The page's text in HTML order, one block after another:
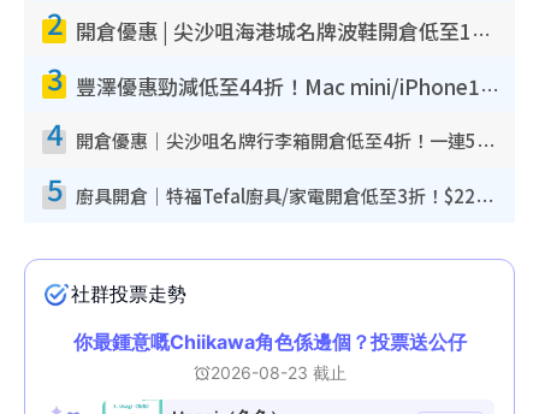
2 開倉優惠 | 尖沙咀海港城名牌波鞋開倉低至1折！On鞋$899起／Joy&Peace鞋履$98起
3 豐澤優惠勁減低至44折！Mac mini/iPhone17Pro大減價！廚房家電$220起
4 開倉優惠｜尖沙咀名牌行李箱開倉低至4折！一連5日 American Tourister/ace./Hallmark $200起！
5 廚具開倉｜特福Tefal廚具/家電開倉低至3折！$220起買平底鍋/炒鑊/湯煲！電飯煲/吸塵機/燙斗$418起